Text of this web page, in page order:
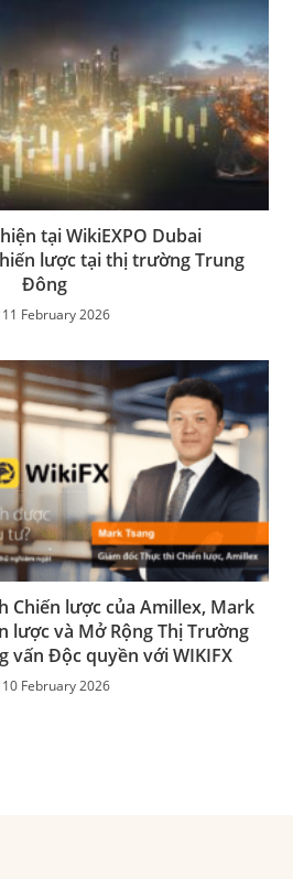
tại WikiEXPO Dubai
lược tại thị trường Trung
Đông
11 February 2026
Chiến lược của Amillex, Mark
lược và Mở Rộng Thị Trường
vấn Độc quyền với WIKIFX
10 February 2026